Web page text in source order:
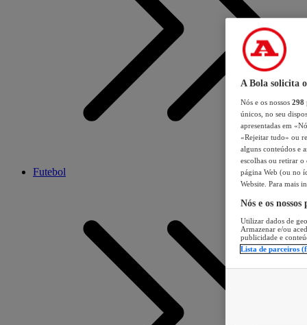
Futebol
A Bola solicita
Nós e os nossos 298
únicos, no seu
apresentadas em
«Rejeitar tudo» ou
alguns conteúdos e
escolhas ou retirar
página Web (ou no
Website. Para mais
Nós e os
Utilizar dados de
Armazenar e/ou
publicidade e
Lista de parceiros